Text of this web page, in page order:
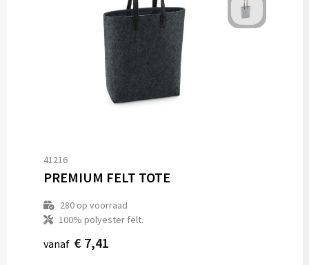
41216
PREMIUM FELT TOTE
280op voorraad
100% polyester felt.
vanaf € 7,41